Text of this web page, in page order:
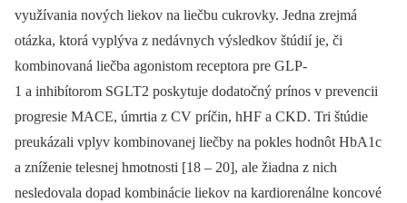
využívania nových liekov na liečbu cukrovky. Jedna zrejmá
otázka, ktorá vyplýva z nedávnych výsledkov štúdií je, či
kombinovaná liečba agonistom receptora pre GLP-
1 a inhibítorom SGLT2 poskytuje dodatočný prínos v prevencii
progresie MACE, úmrtia z CV príčin, hHF a CKD. Tri štúdie
preukázali vplyv kombinovanej liečby na pokles hodnôt HbA1c
a zníženie telesnej hmotnosti [18 –⁠ 20], ale žiadna z nich
nesledovala dopad kombinácie liekov na kardiorenálne koncové